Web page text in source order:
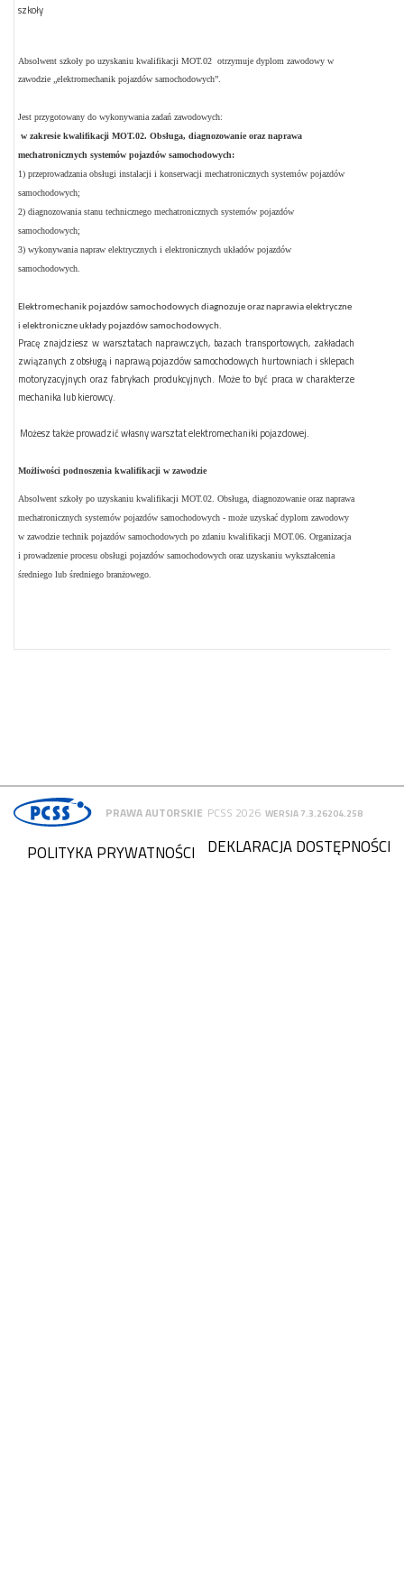
szkoły
Absolwent szkoły po uzyskaniu kwalifikacji MOT.02 otrzymuje dyplom zawodowy w
zawodzie „elektromechanik pojazdów samochodowych”.
Jest przygotowany do wykonywania zadań zawodowych:
w zakresie kwalifikacji MOT.02. Obsługa, diagnozowanie oraz naprawa
mechatronicznych systemów pojazdów samochodowych:
1) przeprowadzania obsługi instalacji i konserwacji mechatronicznych systemów pojazdów
samochodowych;
2) diagnozowania stanu technicznego mechatronicznych systemów pojazdów
samochodowych;
3) wykonywania napraw elektrycznych i elektronicznych układów pojazdów
samochodowych.
Elektromechanik pojazdów samochodowych diagnozuje oraz naprawia elektryczne
i elektroniczne układy pojazdów samochodowych.
Pracę znajdziesz w warsztatach naprawczych, bazach transportowych, zakładach
związanych z obsługą i naprawą pojazdów samochodowych hurtowniach i sklepach
motoryzacyjnych oraz fabrykach produkcyjnych. Może to być praca w charakterze
mechanika lub kierowcy.
Możesz także prowadzić własny warsztat elektromechaniki pojazdowej.
Możliwości podnoszenia kwalifikacji w zawodzie
Absolwent szkoły po uzyskaniu kwalifikacji MOT.02. Obsługa, diagnozowanie oraz naprawa
mechatronicznych systemów pojazdów samochodowych - może uzyskać dyplom zawodowy
w zawodzie technik pojazdów samochodowych po zdaniu kwalifikacji MOT.06. Organizacja
i prowadzenie procesu obsługi pojazdów samochodowych oraz uzyskaniu wykształcenia
średniego lub średniego branżowego.
PRAWA AUTORSKIE PCSS 2026 WERSJA 7.3.26204.258
DEKLARACJA DOSTĘPNOŚCI
POLITYKA PRYWATNOŚCI